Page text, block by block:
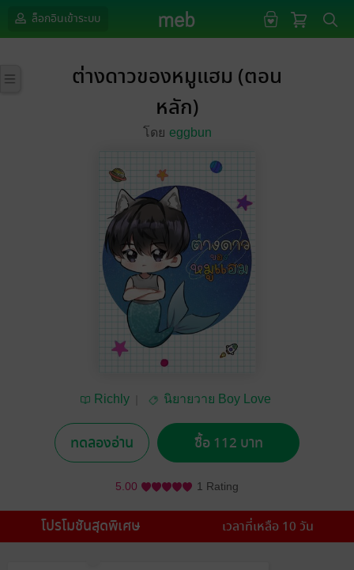
ล็อกอินเข้าระบบ
ต่างดาวของหมูแฮม (ตอน
หลัก)
โดย eggbun
Richly
นิยายวาย Boy Love
ทดลองอ่าน ซื้อ 112 บาท
5.00 1 Rating
โปรโมชันสุดพิเศษ เวลาที่เหลือ 10 วัน